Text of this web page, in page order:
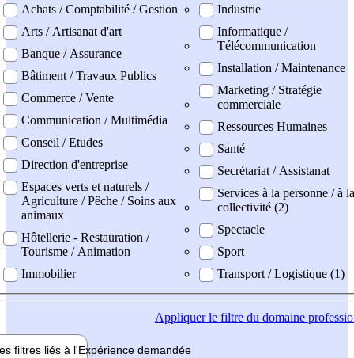
professionel
Achats / Comptabilité / Gestion
Arts / Artisanat d'art
Banque / Assurance
Bâtiment / Travaux Publics
Commerce / Vente
Communication / Multimédia
Conseil / Etudes
Direction d'entreprise
Espaces verts et naturels /
Agriculture / Pêche / Soins aux
animaux
Hôtellerie - Restauration /
Tourisme / Animation
Immobilier
Industrie
Informatique /
Télécommunication
Installation / Maintenance
Marketing / Stratégie
commerciale
Ressources Humaines
Santé
Secrétariat / Assistanat
Services à la personne / à la
collectivité (2)
Spectacle
Sport
Transport / Logistique (1)
Appliquerle filtre du domaine
filtres liés à l'Expérience demandée